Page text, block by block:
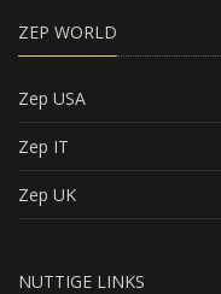
ZEP WORLD
Zep USA
Zep IT
Zep UK
NUTTIGE LINKS